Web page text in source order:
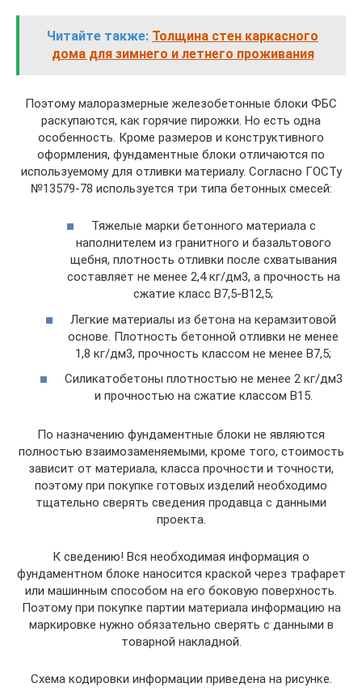
Читайте также: Толщина стен каркасного
дома для зимнего и летнего проживания
Поэтому малоразмерные железобетонные блоки ФБС
раскупаются, как горячие пирожки. Но есть одна
особенность. Кроме размеров и конструктивного
оформления, фундаментные блоки отличаются по
используемому для отливки материалу. Согласно ГОСТу
№13579-78 используется три типа бетонных смесей:
Тяжелые марки бетонного материала с
наполнителем из гранитного и базальтового
щебня, плотность отливки после схватывания
составляет не менее 2,4 кг/дм3, а прочность на
сжатие класс В7,5-В12,5;
Легкие материалы из бетона на керамзитовой
основе. Плотность бетонной отливки не менее
1,8 кг/дм3, прочность классом не менее В7,5;
Силикатобетоны плотностью не менее 2 кг/дм3
и прочностью на сжатие классом В15.
По назначению фундаментные блоки не являются
полностью взаимозаменяемыми, кроме того, стоимость
зависит от материала, класса прочности и точности,
поэтому при покупке готовых изделий необходимо
тщательно сверять сведения продавца с данными
проекта.
К сведению! Вся необходимая информация о
фундаментном блоке наносится краской через трафарет
или машинным способом на его боковую поверхность.
Поэтому при покупке партии материала информацию на
маркировке нужно обязательно сверять с данными в
товарной накладной.
Схема кодировки информации приведена на рисунке.